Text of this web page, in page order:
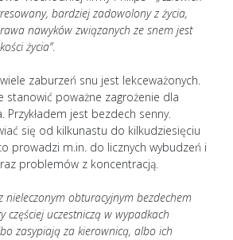
bardziej zadowolony z życia,
nawyków związanych ze snem jest
życia”.
zaburzeń snu jest lekceważonych.
stanowić poważne zagrożenie dla
Przykładem jest bezdech senny.
się od kilkunastu do kilkudziesięciu
prowadzi m.in. do licznych wybudzeń i
problemów z koncentracją.
nieleczonym obturacyjnym bezdechem
częściej uczestniczą w wypadkach
zasypiają za kierownicą, albo ich